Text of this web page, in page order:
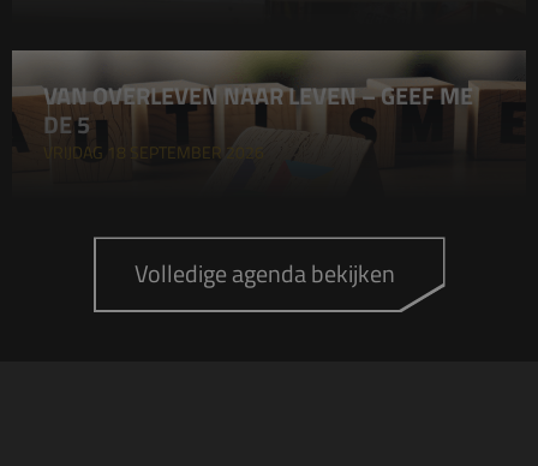
VAN OVERLEVEN NAAR LEVEN – GEEF ME
DE 5
VRIJDAG 18 SEPTEMBER 2026
Volledige agenda bekijken